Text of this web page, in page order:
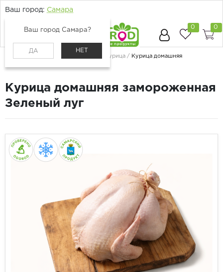
Ваш город: Самара
Ваш город Самара?
ДА НЕТ
0 0
Курица
Курица домашняя
Курица домашняя замороженная
Зеленый луг